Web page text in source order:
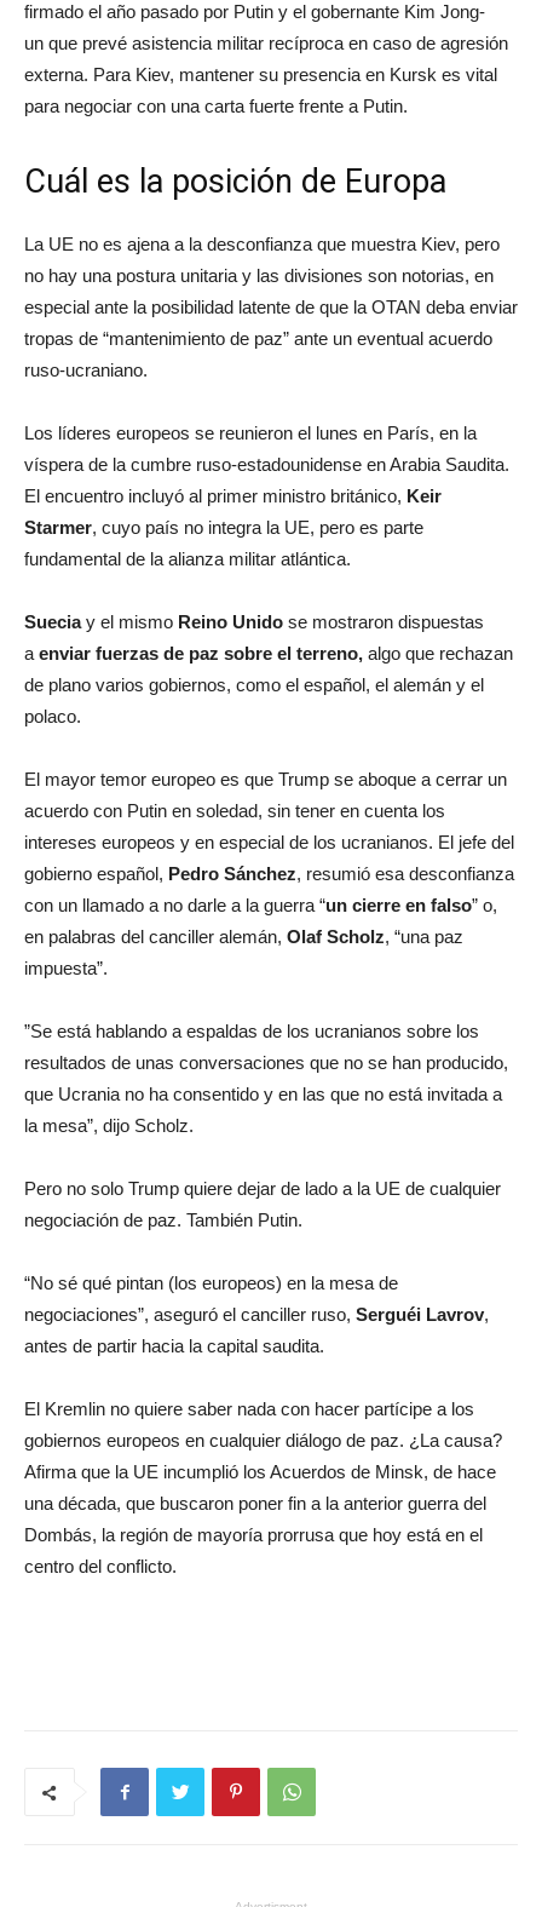
firmado el año pasado por Putin y el gobernante Kim Jong-
un que prevé asistencia militar recíproca en caso de agresión
externa. Para Kiev, mantener su presencia en Kursk es vital
para negociar con una carta fuerte frente a Putin.
Cuál es la posición de Europa
La UE no es ajena a la desconfianza que muestra Kiev, pero
no hay una postura unitaria y las divisiones son notorias, en
especial ante la posibilidad latente de que la OTAN deba enviar
tropas de “mantenimiento de paz” ante un eventual acuerdo
ruso-ucraniano.
Los líderes europeos se reunieron el lunes en París, en la
víspera de la cumbre ruso-estadounidense en Arabia Saudita.
El encuentro incluyó al primer ministro británico, Keir
Starmer, cuyo país no integra la UE, pero es parte
fundamental de la alianza militar atlántica.
Sueciay el mismo Reino Unido se mostraron dispuestas
a enviar fuerzas de paz sobre el terreno, algo que rechazan
de plano varios gobiernos, como el español, el alemán y el
polaco.
El mayor temor europeo es que Trump se aboque a cerrar un
acuerdo con Putin en soledad, sin tener en cuenta los
intereses europeos y en especial de los ucranianos. El jefe del
gobierno español, Pedro Sánchez, resumió esa desconfianza
con un llamado a no darle a la guerra “un cierre en falso” o,
en palabras del canciller alemán, Olaf Scholz, “una paz
impuesta”.
”Se está hablando a espaldas de los ucranianos sobre los
resultados de unas conversaciones que no se han producido,
que Ucrania no ha consentido y en las que no está invitada a
la mesa”, dijo Scholz.
Pero no solo Trump quiere dejar de lado a la UE de cualquier
negociación de paz. También Putin.
“No sé qué pintan (los europeos) en la mesa de
negociaciones”, aseguró el canciller ruso, Serguéi Lavrov,
antes de partir hacia la capital saudita.
El Kremlin no quiere saber nada con hacer partícipe a los
gobiernos europeos en cualquier diálogo de paz. ¿La causa?
Afirma que la UE incumplió los Acuerdos de Minsk, de hace
una década, que buscaron poner fin a la anterior guerra del
Dombás, la región de mayoría prorrusa que hoy está en el
centro del conflicto.